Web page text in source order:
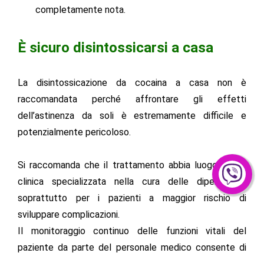
completamente nota.
È sicuro disintossicarsi a casa
La disintossicazione da cocaina a casa non è
raccomandata perché affrontare gli effetti
dell’astinenza da soli è estremamente difficile e
potenzialmente pericoloso.
Si raccomanda che il trattamento abbia luogo in una
clinica specializzata nella cura delle dipendenze,
soprattutto per i pazienti a maggior rischio di
sviluppare complicazioni.
Il monitoraggio continuo delle funzioni vitali del
paziente da parte del personale medico consente di